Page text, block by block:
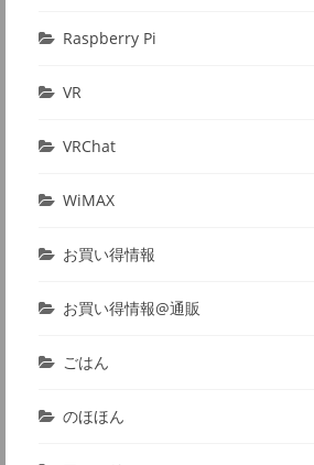
Raspberry Pi
VR
VRChat
WiMAX
お買い得情報
お買い得情報@通販
ごはん
のほほん